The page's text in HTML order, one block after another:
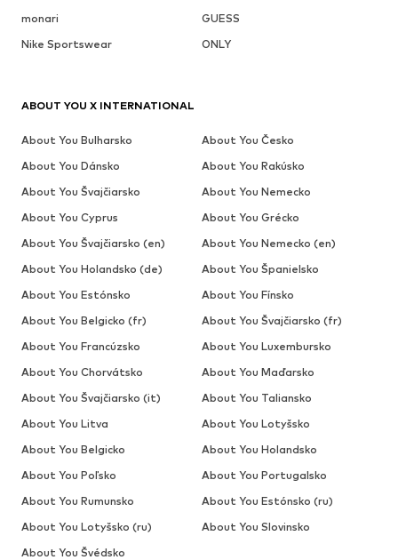
monari
GUESS
Nike Sportswear
ONLY
ABOUT YOU X INTERNATIONAL
About You Bulharsko
About You Česko
About You Dánsko
About You Rakúsko
About You Švajčiarsko
About You Nemecko
About You Cyprus
About You Grécko
About You Švajčiarsko (en)
About You Nemecko (en)
About You Holandsko (de)
About You Španielsko
About You Estónsko
About You Fínsko
About You Belgicko (fr)
About You Švajčiarsko (fr)
About You Francúzsko
About You Luxembursko
About You Chorvátsko
About You Maďarsko
About You Švajčiarsko (it)
About You Taliansko
About You Litva
About You Lotyšsko
About You Belgicko
About You Holandsko
About You Poľsko
About You Portugalsko
About You Rumunsko
About You Estónsko (ru)
About You Lotyšsko (ru)
About You Slovinsko
About You Švédsko